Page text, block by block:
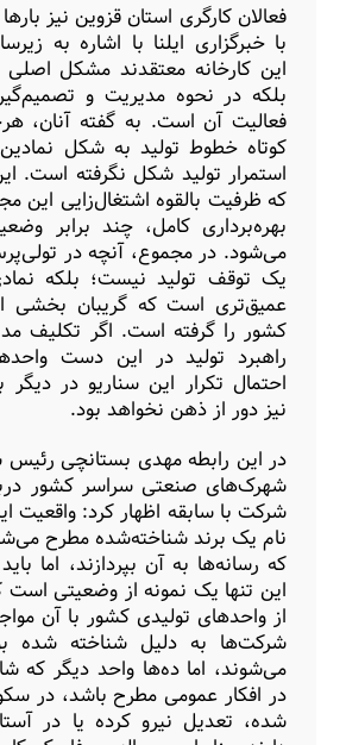
فعالان کارگری استان قزوین نیز
با خبرگزاری ایلنا با اشاره به
این کارخانه معتقدند مشکل اصلی
بلکه در نحوه مدیریت و
فعالیت آن است. به گفته آنان،
کوتاه خطوط تولید به شکل
استمرار تولید شکل نگرفته است.
که ظرفیت بالقوه اشتغال‌زایی این
بهره‌برداری کامل، چند برابر
می‌شود. در مجموع، آنچه در
یک توقف تولید نیست؛ بلکه
عمیق‌تری است که گریبان بخشی
کشور را گرفته است. اگر تکلیف
راهبرد تولید در این دست
احتمال تکرار این سناریو در دیگر
نیز دور از ذهن نخواهد بود.
در این رابطه مهدی بستانچی
شهرک‌های صنعتی سراسر کشور
شرکت با سابقه اظهار کرد: واقعیت
نام یک برند شناخته‌شده مطرح
که رسانه‌ها به آن بپردازند، اما
این تنها یک نمونه از وضعیتی است
از واحدهای تولیدی کشور با آن
شرکت‌ها به دلیل شناخته ‌شده
می‌شوند، اما ده‌ها واحد دیگر که
در افکار عمومی مطرح باشد، در
شده، تعدیل نیرو کرده یا در